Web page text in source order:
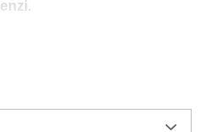
a va asigura ca